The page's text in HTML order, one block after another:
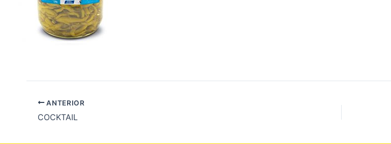
ANTERIOR
COCKTAIL